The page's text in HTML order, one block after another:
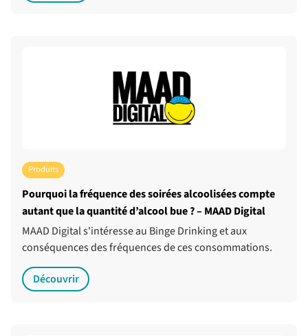
Produits
Pourquoi la fréquence des soirées alcoolisées compte
autant que la quantité d’alcool bue ? – MAAD Digital
MAAD Digital s'intéresse au Binge Drinking et aux
conséquences des fréquences de ces consommations.
Découvrir